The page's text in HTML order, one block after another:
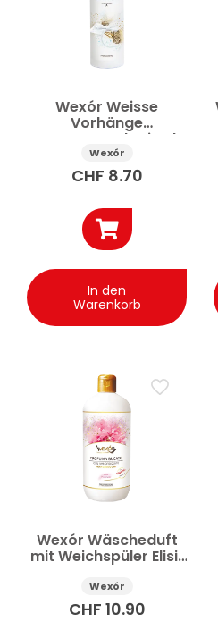
Wexór Weisse
Vorhänge
Enzymwaschmittel
750 ml
Wexór
CHF 8.70
In den
Warenkorb
Wexór Wäscheduft
mit Weichspüler Elisir
Provenzale 500 ml
Wexór
CHF 10.90